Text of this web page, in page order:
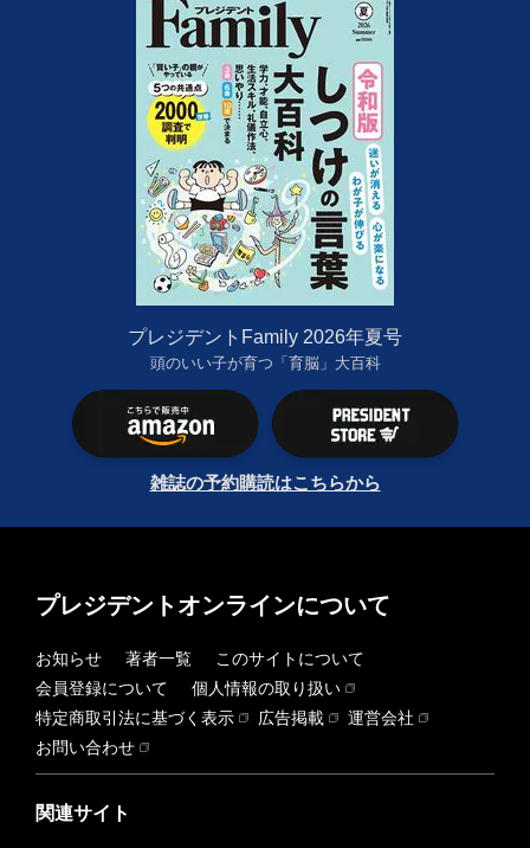
プレジデントFamily 2026年夏号
頭のいい子が育つ「育脳」大百科
雑誌の予約購読はこちらから
プレジデントオンラインについて
お知らせ 著者一覧
このサイトについて
会員登録について
個人情報の取り扱い
特定商取引法に基づく表示
広告掲載
運営会社
お問い合わせ
関連サイト